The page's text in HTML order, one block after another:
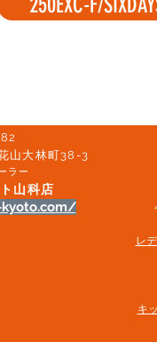
山大林町38-3​
ラー
山科店
レ
キ